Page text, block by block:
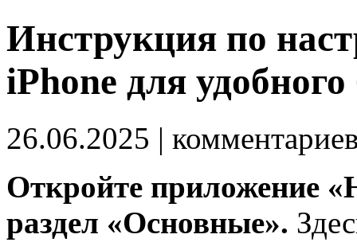
Инструкция по
iPhone для
26.06.2025 |
Откройте приложение
раздел «Основные».